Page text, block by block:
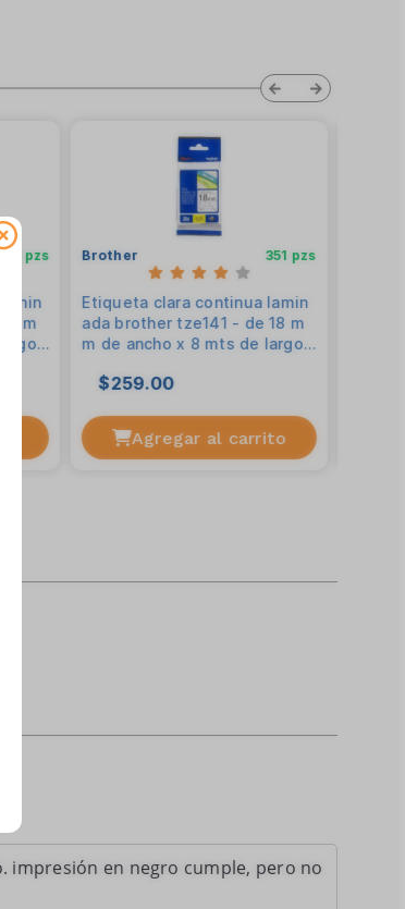
105 pzs
m
Brother 351 pzs
Etiqueta clara continua lamin
ada brother tze141 - de 18 m
m de ancho x 8 mts de largo.
Agregar al carrito
$259.00
impresión en negro cumple, pero no